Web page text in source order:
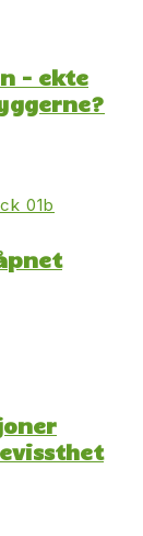
– ekte